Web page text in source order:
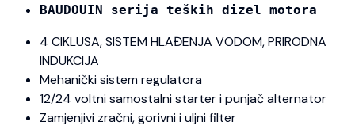
BAUDOUIN serija teških dizel motora
4 CIKLUSA, SISTEM HLAĐENJA VODOM, PRIRODNA
INDUKCIJA
Mehanički sistem regulatora
12/24 voltni samostalni starter i punjač alternator
Zamjenjivi zračni, gorivni i uljni filter